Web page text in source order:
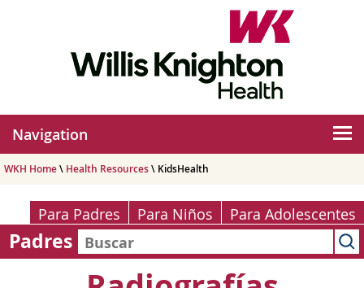
Navigation
WKH Home\ Health Resources\ KidsHealth
Para Padres Para Niños Para Adolescentes
Padres